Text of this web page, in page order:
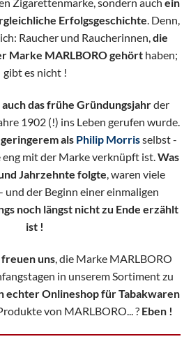
Erfolgsgeschichte. Denn,
Raucher und Raucherinnen,die
Marke MARLBORO gehörthaben;
gibt es nicht !
das frühe Gründungsjahrder
1902 (!) ins Leben gerufen wurde.
als Philip Morrisselbst -
eng mit der Marke verknüpft ist.Was
Jahrzehnte folgte, waren viele
und der Beginn einer einmaligen
noch längst nicht zu Ende erzählt
ist !
uns, die Marke MARLBORO
in unserem Sortiment zu
echter Onlineshop für Tabakwaren
von MARLBORO... ? Eben !